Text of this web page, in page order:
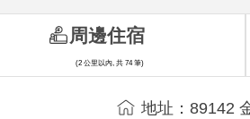
地址：89142
周邊住宿
(2 公里以內, 共 74 筆)